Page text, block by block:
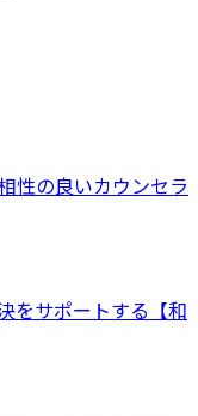
性の良いカウンセラ
をサポートする【和